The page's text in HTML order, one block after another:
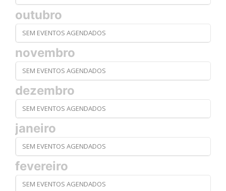
outubro
SEM EVENTOS AGENDADOS
novembro
SEM EVENTOS AGENDADOS
dezembro
SEM EVENTOS AGENDADOS
janeiro
SEM EVENTOS AGENDADOS
fevereiro
SEM EVENTOS AGENDADOS